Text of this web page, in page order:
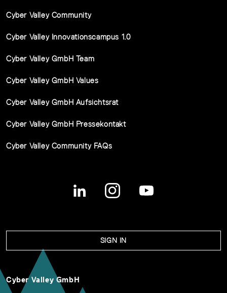
Cyber Valley Community
Cyber Valley Innovationscampus 1.0
Cyber Valley GmbH Team
Cyber Valley GmbH Values
Cyber Valley GmbH Aufsichtsrat
Cyber Valley GmbH Pressekontakt
Cyber Valley Community FAQs
SIGN IN
Cyber Valley GmbH